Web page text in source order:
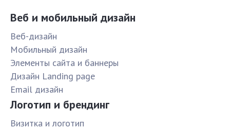
Веб и мобильный дизайн
Веб-дизайн
Мобильный дизайн
Элементы сайта и баннеры
Дизайн Landing page
Email дизайн
Логотип и брендинг
Визитка и логотип